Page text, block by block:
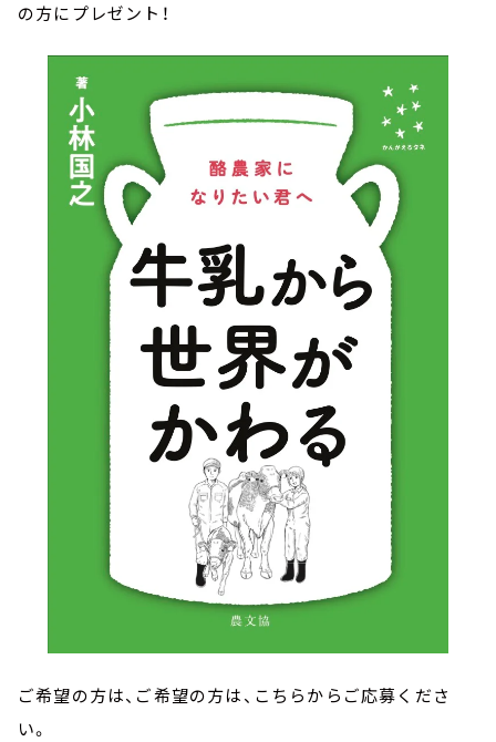
の方にプレゼント！
ご希望の方は、ご希望の方は、こちらからご応募くださ
い。